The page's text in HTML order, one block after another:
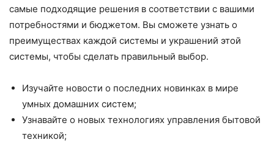
самые подходящие решения в соответствии с вашими
потребностями и бюджетом. Вы сможете узнать о
преимуществах каждой системы и украшений этой
системы, чтобы сделать правильный выбор.
Изучайте новости о последних новинках в мире
умных домашних систем;
Узнавайте о новых технологиях управления бытовой
техникой;